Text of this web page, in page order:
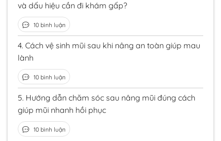
và dấu hiệu cần đi khám gấp?
10 bình luận
4. Cách vệ sinh mũi sau khi nâng an toàn giúp mau
lành
10 bình luận
5. Hướng dẫn chăm sóc sau nâng mũi đúng cách
giúp mũi nhanh hồi phục
10 bình luận